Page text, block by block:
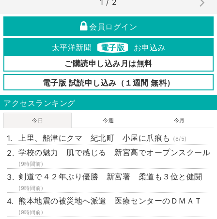
会員ログイン
太平洋新聞 電子版
お申込み
ご購読申し込み月は無料
電子版 試読申し込み（１週間 無料）
アクセスランキング
今日 今週 今月
上里、船津にクマ 紀北町 小屋に爪痕も (8/5)
学校の魅力 肌で感じる 新宮高でオープンスクール
(9時間前)
剣道で４２年ぶり優勝 新宮署 柔道も３位と健闘
(9時間前)
熊本地震の被災地へ派遣 医療センターのＤＭＡＴ
(9時間前)